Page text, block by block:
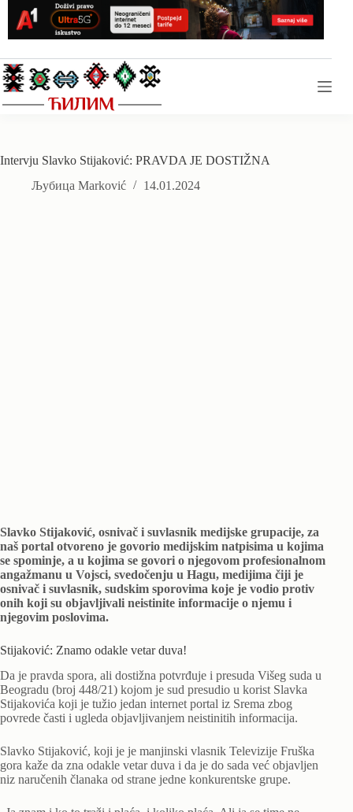
content
Intervju Slavko Stijaković: PRAVDA JE DOSTIŽNA
Љубица Marković
14.01.2024
Slavko Stijaković, osnivač i suvlasnik medijske grupacije, za
naš portal otvoreno je govorio medijskim natpisima u kojima
se spominje, a u kojima se govori o njegovom profesionalnom
angažmanu u Vojsci, svedočenju u Hagu, medijima čiji je
osnivač i suvlasnik, sudskim sporovima koje je vodio protiv
onih koji su objavljivali neistinite informacije o njemu i
njegovim poslovima.
Stijaković: Znamo odakle vetar duva!
Da je pravda spora, ali dostižna potvrđuje i presuda Višeg suda u
Beogradu (broj 448/21) kojom je sud presudio u korist Slavka
Stijakovića koji je tužio jedan internet portal iz Srema zbog
povrede časti i ugleda objavljivanjem neistinitih informacija.
Slavko Stijaković, koji je je manjinski vlasnik Televizije Fruška
gora kaže da zna odakle vetar duva i da je do sada već objavljen
niz naručenih članaka od strane jedne konkurentske grupe.